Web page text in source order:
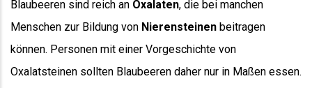
Blaubeeren sind reich an Oxalaten, die bei manchen
Menschen zur Bildung von Nierensteinen beitragen
können. Personen mit einer Vorgeschichte von
Oxalatsteinen sollten Blaubeeren daher nur in Maßen essen.